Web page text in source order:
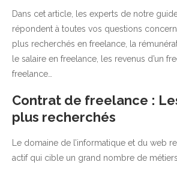
Dans cet article, les experts de notre
répondent à toutes vos questions
plus recherchés en freelance, la
le salaire en freelance, les revenus d’un
freelance…
Contrat de freelance :
plus recherchés
Le domaine de l’informatique et du web
actif qui cible un grand nombre de métiers